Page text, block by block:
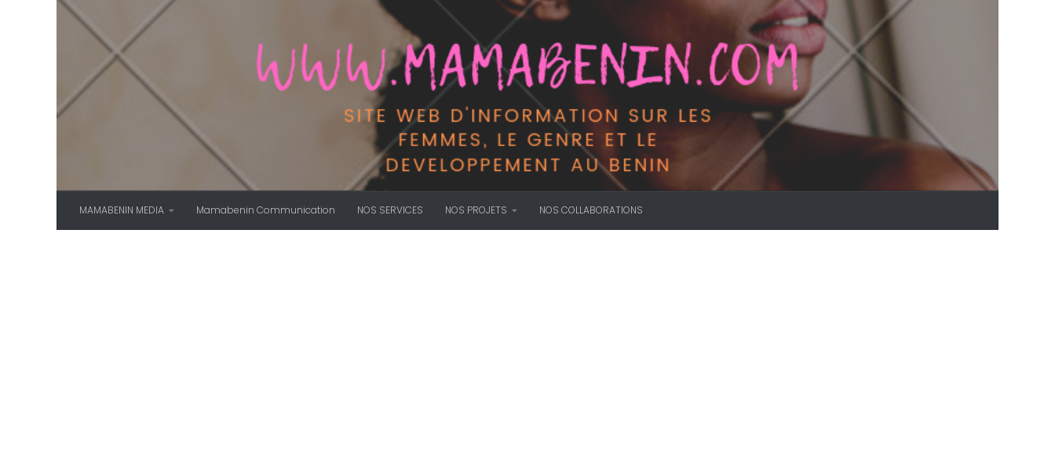
Skip to content
MAMABENIN MEDIA Mamabenin Communication NOS SERVICES NOS PROJETS NOS COLLABORATIONS